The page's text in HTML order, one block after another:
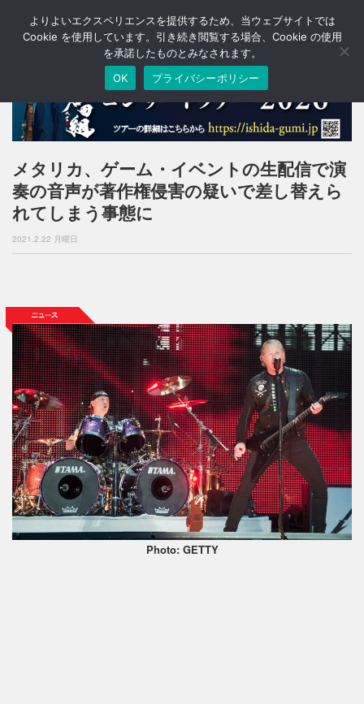
T
o
a
v
i
g
a
n
メタリカ、ゲーム・イベントの生配信で演
奏の音声が著作権侵害の疑いで差し替えら
れてしまう事態に
2021.2.22 月曜日
Photo: GETTY
よりよいエクスペリエンスを提供するため、当ウェブサイトでは
Cookie を使用しています。引き続き閲覧する場合、Cookie の使用
を承諾したものとみなされます。
OK
プライバシーポリシー